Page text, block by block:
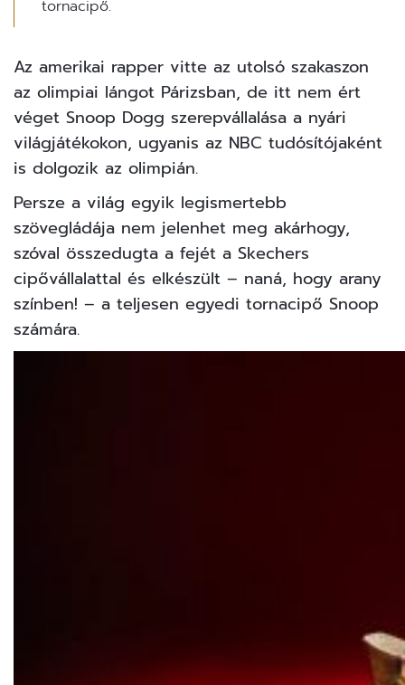
tornacipő.
Az amerikai rapper vitte az utolsó szakaszon
az olimpiai lángot Párizsban, de itt nem ért
véget Snoop Dogg szerepvállalása a nyári
világjátékokon, ugyanis az NBC tudósítójaként
is dolgozik az olimpián.
Persze a világ egyik legismertebb
szövegládája nem jelenhet meg akárhogy,
szóval összedugta a fejét a Skechers
cipővállalattal és elkészült – naná, hogy arany
színben! – a teljesen egyedi tornacipő Snoop
számára.